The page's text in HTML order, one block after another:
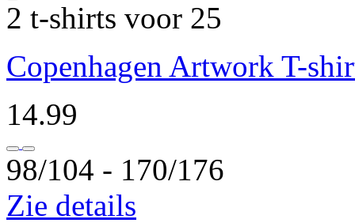
2 t-shirts voor 25
Copenhagen Artwork T-
14.99
98/104 ‐ 170/176
Zie details